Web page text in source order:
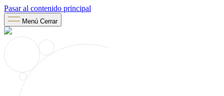
Pasar al contenido principal
Menú Cerrar